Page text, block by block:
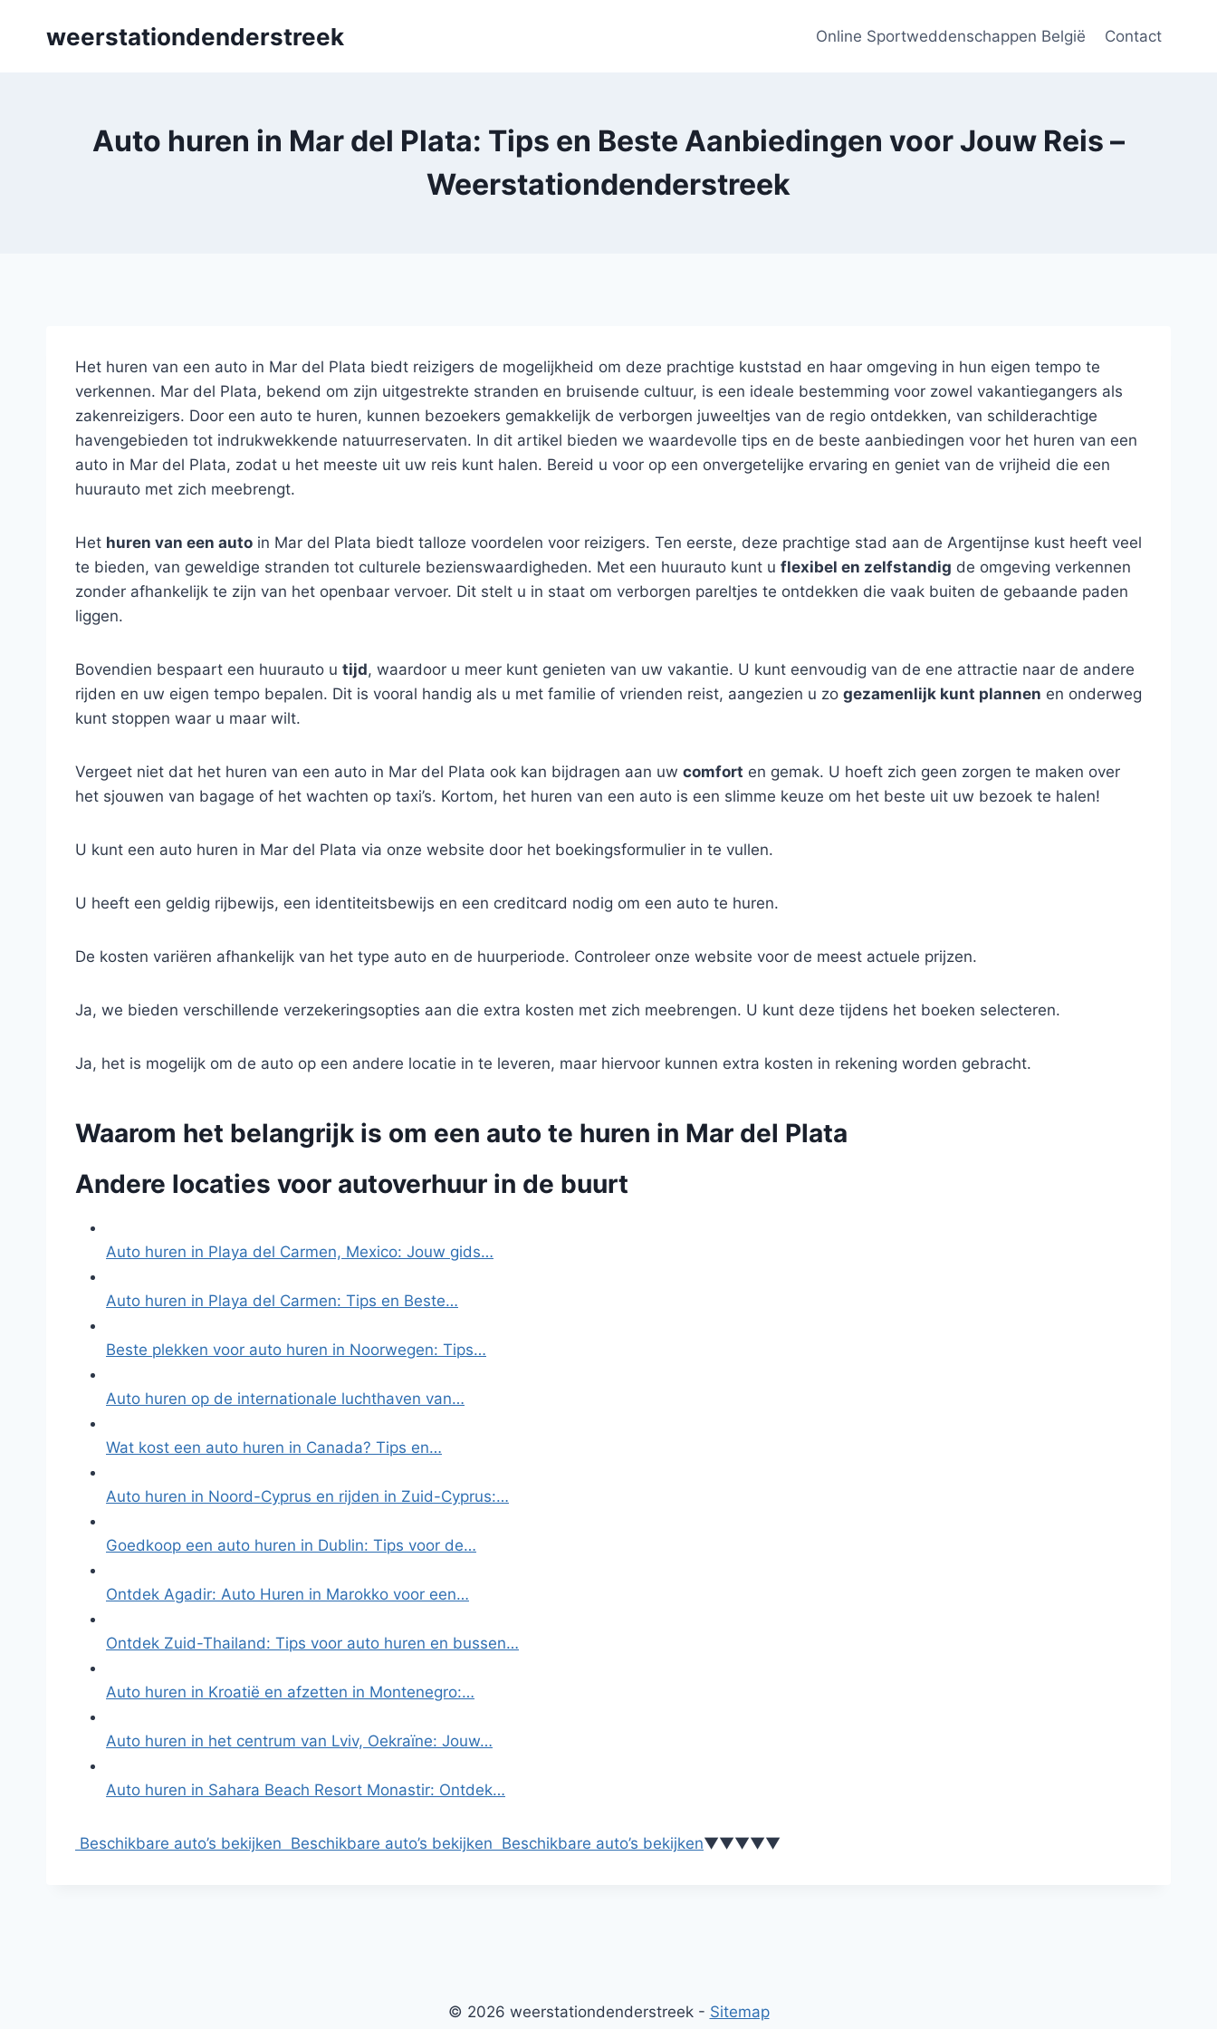
weerstationdenderstreek Online Sportweddenschappen België Contact
Auto huren in Mar del Plata: Tips en Beste Aanbiedingen voor Jouw Reis –
Weerstationdenderstreek
Het huren van een auto in Mar del Plata biedt reizigers de mogelijkheid om deze prachtige kuststad en haar omgeving in hun eigen tempo te
verkennen. Mar del Plata, bekend om zijn uitgestrekte stranden en bruisende cultuur, is een ideale bestemming voor zowel vakantiegangers als
zakenreizigers. Door een auto te huren, kunnen bezoekers gemakkelijk de verborgen juweeltjes van de regio ontdekken, van schilderachtige
havengebieden tot indrukwekkende natuurreservaten. In dit artikel bieden we waardevolle tips en de beste aanbiedingen voor het huren van een
auto in Mar del Plata, zodat u het meeste uit uw reis kunt halen. Bereid u voor op een onvergetelijke ervaring en geniet van de vrijheid die een
huurauto met zich meebrengt.
Het huren van een auto in Mar del Plata biedt talloze voordelen voor reizigers. Ten eerste, deze prachtige stad aan de Argentijnse kust heeft veel
te bieden, van geweldige stranden tot culturele bezienswaardigheden. Met een huurauto kunt u flexibel en zelfstandig de omgeving verkennen
zonder afhankelijk te zijn van het openbaar vervoer. Dit stelt u in staat om verborgen pareltjes te ontdekken die vaak buiten de gebaande paden
liggen.
Bovendien bespaart een huurauto u tijd, waardoor u meer kunt genieten van uw vakantie. U kunt eenvoudig van de ene attractie naar de andere
rijden en uw eigen tempo bepalen. Dit is vooral handig als u met familie of vrienden reist, aangezien u zo gezamenlijk kunt plannen en onderweg
kunt stoppen waar u maar wilt.
Vergeet niet dat het huren van een auto in Mar del Plata ook kan bijdragen aan uw comfort en gemak. U hoeft zich geen zorgen te maken over
het sjouwen van bagage of het wachten op taxi’s. Kortom, het huren van een auto is een slimme keuze om het beste uit uw bezoek te halen!
U kunt een auto huren in Mar del Plata via onze website door het boekingsformulier in te vullen.
U heeft een geldig rijbewijs, een identiteitsbewijs en een creditcard nodig om een auto te huren.
De kosten variëren afhankelijk van het type auto en de huurperiode. Controleer onze website voor de meest actuele prijzen.
Ja, we bieden verschillende verzekeringsopties aan die extra kosten met zich meebrengen. U kunt deze tijdens het boeken selecteren.
Ja, het is mogelijk om de auto op een andere locatie in te leveren, maar hiervoor kunnen extra kosten in rekening worden gebracht.
Waarom het belangrijk is om een auto te huren in Mar del Plata
Andere locaties voor autoverhuur in de buurt
Auto huren in Playa del Carmen, Mexico: Jouw gids…
Auto huren in Playa del Carmen: Tips en Beste…
Beste plekken voor auto huren in Noorwegen: Tips…
Auto huren op de internationale luchthaven van…
Wat kost een auto huren in Canada? Tips en…
Auto huren in Noord-Cyprus en rijden in Zuid-Cyprus:…
Goedkoop een auto huren in Dublin: Tips voor de…
Ontdek Agadir: Auto Huren in Marokko voor een…
Ontdek Zuid-Thailand: Tips voor auto huren en bussen…
Auto huren in Kroatië en afzetten in Montenegro:…
Auto huren in het centrum van Lviv, Oekraïne: Jouw…
Auto huren in Sahara Beach Resort Monastir: Ontdek…
Beschikbare auto’s bekijken Beschikbare auto’s bekijken Beschikbare auto’s bekijken▼▼▼▼▼
© 2026 weerstationdenderstreek - Sitemap